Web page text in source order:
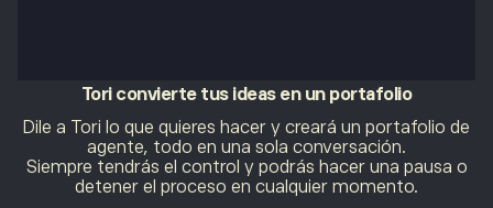
Tori convierte tus ideas en un portafolio
Dile a Tori lo que quieres hacer y creará un portafolio de
agente, todo en una sola conversación.
Siempre tendrás el control y podrás hacer una pausa o
detener el proceso en cualquier momento.